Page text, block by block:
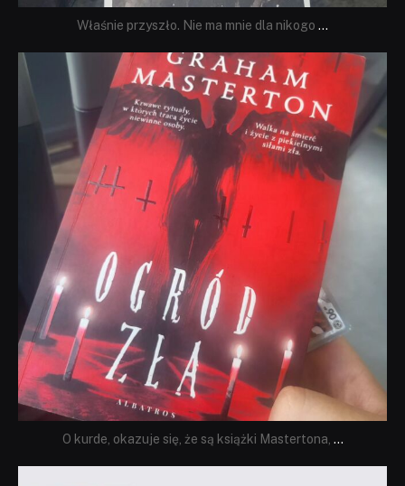
Właśnie przyszło. Nie ma mnie dla nikogo ...
dobryhorror
Sie 23
O kurde, okazuje się, że są książki Mastertona, ...